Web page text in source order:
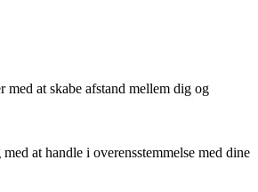
at skabe afstand mellem dig og
at handle i overensstemmelse med dine